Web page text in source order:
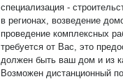
специализация -
в регионах, возведение
проведение комплексных
требуется от Вас, это
должен быть ваш дом и из
Возможен дистанционный